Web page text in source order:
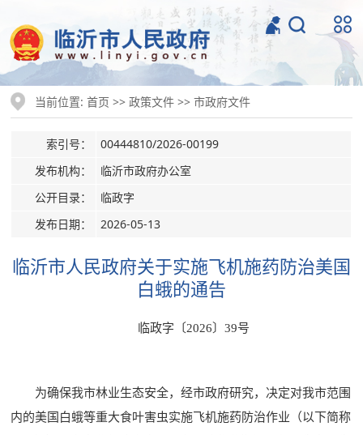
当前位置:首页 >>政策文件 >>市政府文件
索引号：
00444810/2026-00199
发布机构：
临沂市政府办公室
公开目录：
临政字
发布日期：
2026-05-13
临沂市人民政府关于实施飞机施药防治美国
白蛾的通告
临政字〔2026〕39号
为确保我市林业生态安全，经市政府研究，决定对我市范围
内的美国白蛾等重大食叶害虫实施飞机施药防治作业（以下简称